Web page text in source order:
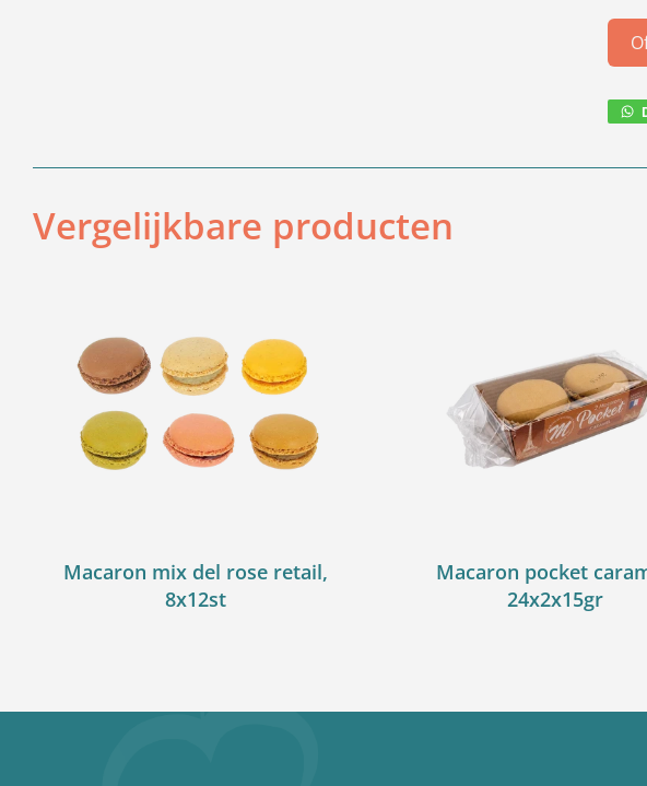
Vergelijkbare producten
Macaron mix del rose retail,
8x12st
Macaron pocket
24x2x15gr